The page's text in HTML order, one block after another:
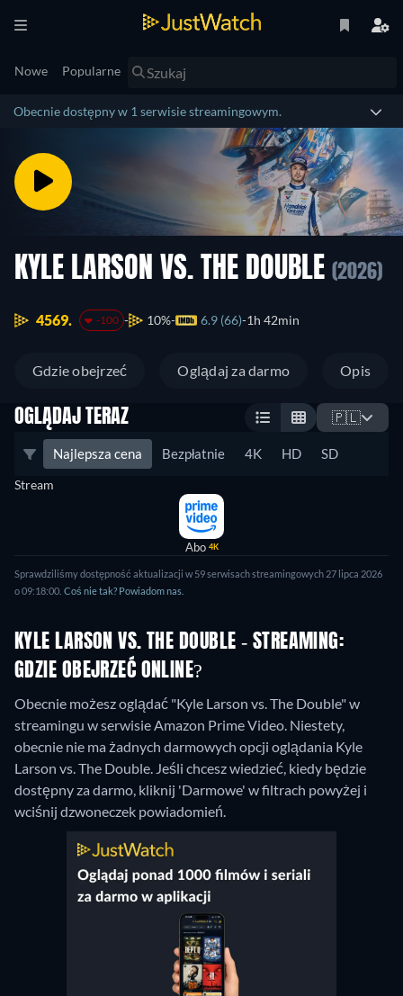
Nowe Popularne
Obecnie dostępny w 1 serwisie streamingowym.
KYLE LARSON VS. THE DOUBLE (2026)
4569. -100 10% 6.9 (66) 1h 42min
Gdzie obejrzeć Oglądaj za darmo Opis
OGLĄDAJ TERAZ 🇵🇱
Najlepsza cena Bezpłatnie 4K HD SD
Stream
Abo 4K
Sprawdziliśmy dostępność aktualizacji w 59 serwisach streamingowych 27 lipca 2026
o 09:18:00. Coś nie tak? Powiadom nas.
KYLE LARSON VS. THE DOUBLE - STREAMING:
GDZIE OBEJRZEĆ ONLINE?
Obecnie możesz oglądać "Kyle Larson vs. The Double" w
streamingu w serwisie Amazon Prime Video. Niestety,
obecnie nie ma żadnych darmowych opcji oglądania Kyle
Larson vs. The Double. Jeśli chcesz wiedzieć, kiedy będzie
dostępny za darmo, kliknij 'Darmowe' w filtrach powyżej i
wciśnij dzwoneczek powiadomień.